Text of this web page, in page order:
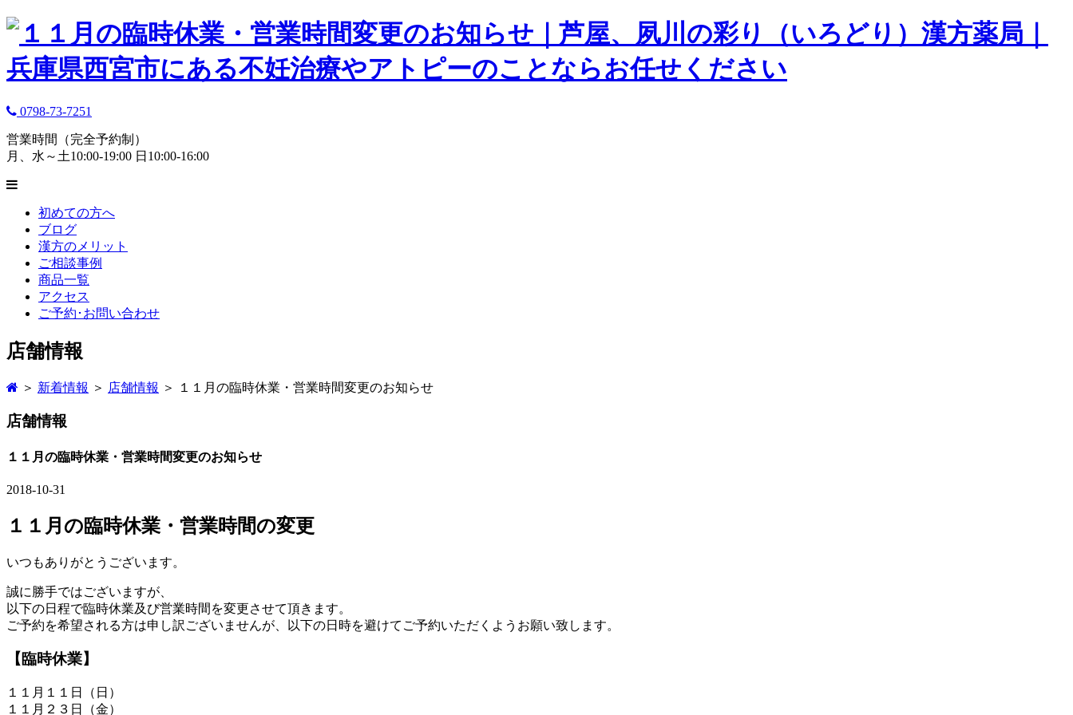
0798-73-7251
営業時間（完全予約制）
月、水～土10:00-19:00 日10:00-16:00
初めての方へ
ブログ
漢方のメリット
ご相談事例
商品一覧
アクセス
ご予約･お問い合わせ
店舗情報
＞ 新着情報 ＞ 店舗情報 ＞ １１月の臨時休業・営業時間変更のお知らせ
店舗情報
１１月の臨時休業・営業時間変更のお知らせ
2018-10-31
１１月の臨時休業・営業時間の変更
いつもありがとうございます。
誠に勝手ではございますが、
以下の日程で臨時休業及び営業時間を変更させて頂きます。
ご予約を希望される方は申し訳ございませんが、以下の日時を避けてご予約いただくようお願い致します。
【臨時休業】
１１月１１日（日）
１１月２３日（金）